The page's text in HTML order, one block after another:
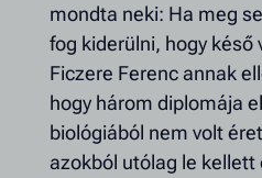
mondta neki: Ha meg
fog kiderülni, hogy késő
Ficzere Ferenc annak
hogy három diplomája
biológiából nem volt
azokból utólag le